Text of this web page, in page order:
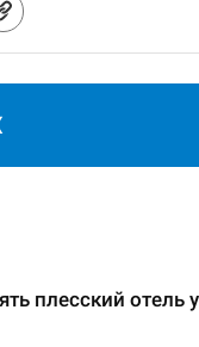
плесский отель у